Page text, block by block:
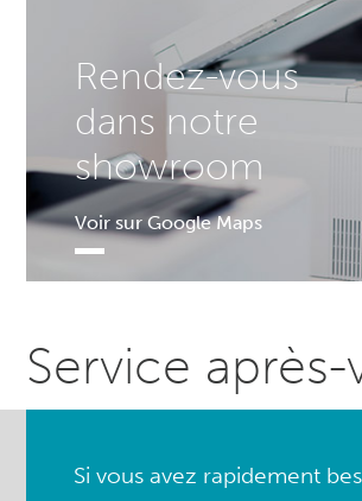
Rendez-vous
dans notre
showroom
Voir sur Google Maps
Service
Si vous avez rapidement